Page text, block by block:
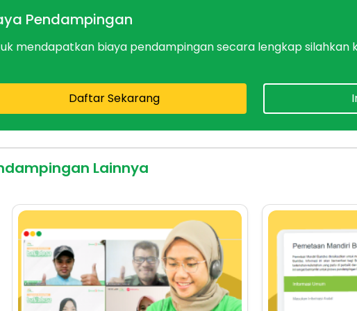
Pendampingan
mendapatkan biaya pendampingan secara lengkap silahkan
Daftar Sekarang
Lainnya